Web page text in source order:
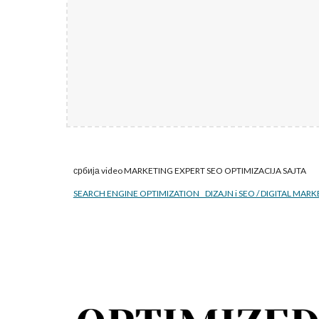
србија video MARKETING EXPERT SEO OPTIMIZACIJA SAJTA
SEARCH ENGINE OPTIMIZATION DIZAJN i SEO / DIGITAL